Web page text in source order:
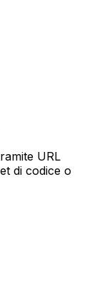
URL
di codice o